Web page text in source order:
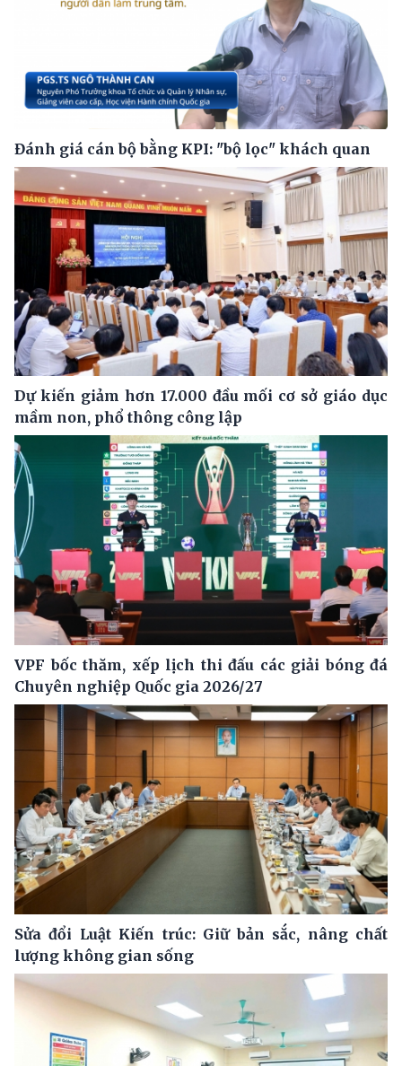
Đánh giá cán bộ bằng KPI: "bộ lọc" khách quan
Dự kiến giảm hơn 17.000 đầu mối cơ sở giáo dục
mầm non, phổ thông công lập
VPF bốc thăm, xếp lịch thi đấu các giải bóng đá
Chuyên nghiệp Quốc gia 2026/27
Sửa đổi Luật Kiến trúc: Giữ bản sắc, nâng chất
lượng không gian sống